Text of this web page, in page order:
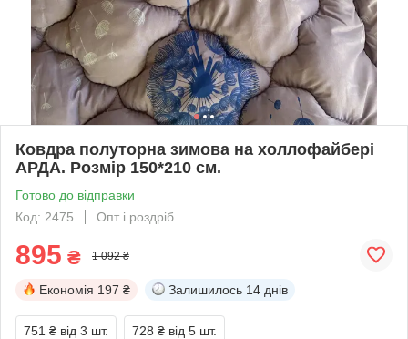
Ковдра полуторна зимова на холлофайбері
АРДА. Розмір 150*210 см.
Готово до відправки
Код: 2475
Опт і роздріб
895 ₴ 1 092 ₴
Економія 197 ₴ Залишилось 14 днів
751 ₴ від 3 шт. 728 ₴ від 5 шт.